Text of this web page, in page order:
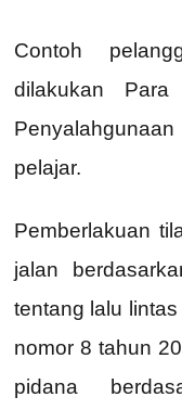
Contoh
dilakukan
pelajar.
Pemberlakuan
jalan
tentang lalu
nomor 8 tahun
pidana